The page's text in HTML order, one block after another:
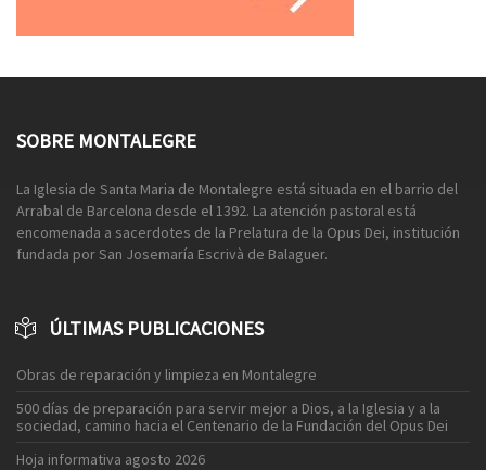
SOBRE MONTALEGRE
La Iglesia de Santa Maria de Montalegre está situada en el barrio del
Arrabal de Barcelona desde el 1392. La atención pastoral está
encomenada a sacerdotes de la Prelatura de la Opus Dei, institución
fundada por San Josemaría Escrivà de Balaguer.
ÚLTIMAS PUBLICACIONES
Obras de reparación y limpieza en Montalegre
500 días de preparación para servir mejor a Dios, a la Iglesia y a la
sociedad, camino hacia el Centenario de la Fundación del Opus Dei
Hoja informativa agosto 2026